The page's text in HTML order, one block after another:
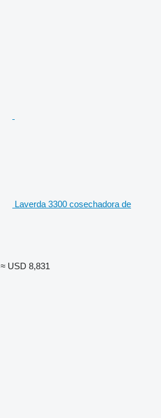
Laverda 3300 cosechadora de
≈ USD 8,831